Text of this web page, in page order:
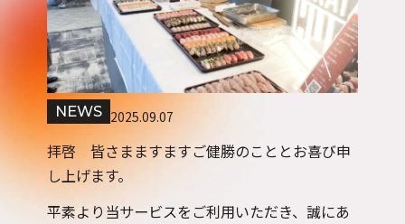
NEWS 2025.09.07
拝啓 皆さまますますご健勝のこととお喜び申
し上げます。
平素より当サービスをご利用いただき、誠にあ